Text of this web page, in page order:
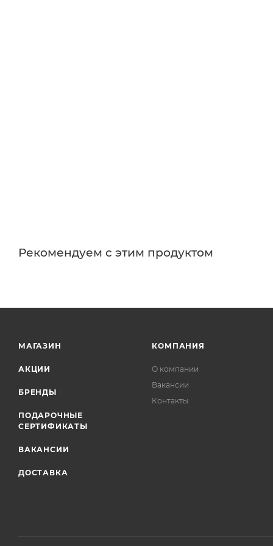
Рекомендуем с этим продуктом
МАГАЗИН
АКЦИИ
БРЕНДЫ
ПОДАРОЧНЫЕ
СЕРТИФИКАТЫ
ВАКАНСИИ
ДОСТАВКА
КОМПАНИЯ
О компании
Вакансии
Контакты